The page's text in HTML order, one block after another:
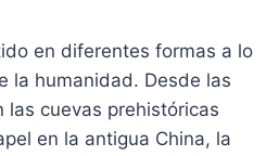
en diferentes formas a lo
la humanidad. Desde las
las cuevas prehistóricas
en la antigua China, la